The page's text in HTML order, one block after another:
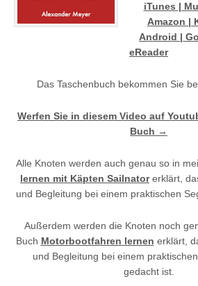
iTunes |
Amazon |
Android |
eReader
Das Taschenbuch bekommen Sie
Werfen Sie in diesem Video auf
Buch →
Alle Knoten werden auch genau so in
lernen mit Käpten Sailnatorerklärt,
und Begleitung bei einem praktischen
Außerdem werden die Knoten noch
Buch Motorbootfahren lernen erklärt,
und Begleitung bei einem
gedacht ist.